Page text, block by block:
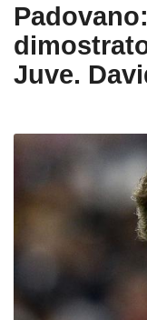
Juve.